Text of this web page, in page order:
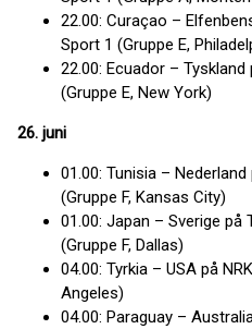
22.00: Curaçao –
Sport 1 (Gruppe E,
22.00: Ecuador –
(Gruppe E, New York)
26. juni
01.00: Tunisia –
(Gruppe F, Kansas City)
01.00: Japan – Sverige på
(Gruppe F, Dallas)
04.00: Tyrkia – USA på
Angeles)
04.00: Paraguay –